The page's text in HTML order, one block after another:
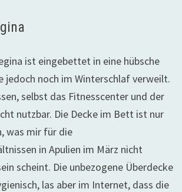
ist eingebettet in eine hübsche
jedoch noch im Winterschlaf verweilt.
selbst das Fitnesscenter und der
nutzbar. Die Decke im Bett ist nur
was mir für die
in Apulien im März nicht
scheint. Die unbezogene Überdecke
las aber im Internet, dass die